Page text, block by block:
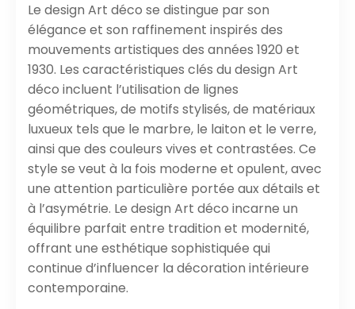
Le design Art déco se distingue par son
élégance et son raffinement inspirés des
mouvements artistiques des années 1920 et
1930. Les caractéristiques clés du design Art
déco incluent l’utilisation de lignes
géométriques, de motifs stylisés, de matériaux
luxueux tels que le marbre, le laiton et le verre,
ainsi que des couleurs vives et contrastées. Ce
style se veut à la fois moderne et opulent, avec
une attention particulière portée aux détails et
à l’asymétrie. Le design Art déco incarne un
équilibre parfait entre tradition et modernité,
offrant une esthétique sophistiquée qui
continue d’influencer la décoration intérieure
contemporaine.